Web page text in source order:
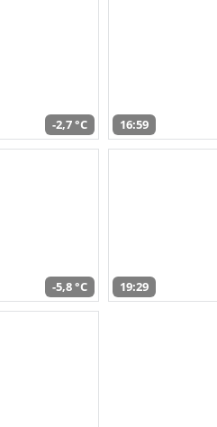
-2,7 °C 16:59
-5,8 °C 19:29